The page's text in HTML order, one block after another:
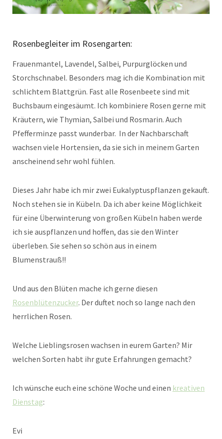
Rosenbegleiter im Rosengarten:
Frauenmantel, Lavendel, Salbei, Purpurglöcken und
Storchschnabel. Besonders mag ich die Kombination mit
schlichtem Blattgrün. Fast alle Rosenbeete sind mit
Buchsbaum eingesäumt. Ich kombiniere Rosen gerne mit
Kräutern, wie Thymian, Salbei und Rosmarin. Auch
Pfefferminze passt wunderbar. In der Nachbarschaft
wachsen viele Hortensien, da sie sich in meinem Garten
anscheinend sehr wohl fühlen.
Dieses Jahr habe ich mir zwei Eukalyptuspflanzen gekauft.
Noch stehen sie in Kübeln. Da ich aber keine Möglichkeit
für eine Überwinterung von großen Kübeln haben werde
ich sie auspflanzen und hoffen, das sie den Winter
überleben. Sie sehen so schön aus in einem
Blumenstrauß!!
Und aus den Blüten mache ich gerne diesen
Rosenblütenzucker. Der duftet noch so lange nach den
herrlichen Rosen.
Welche Lieblingsrosen wachsen in eurem Garten? Mir
welchen Sorten habt ihr gute Erfahrungen gemacht?
Ich wünsche euch eine schöne Woche und einen kreativen
Dienstag:
Evi